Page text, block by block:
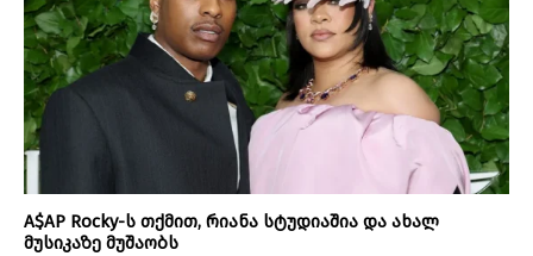
A$AP Rocky-ს თქმით, რიანა სტუდიაშია და ახალ
მუსიკაზე მუშაობს